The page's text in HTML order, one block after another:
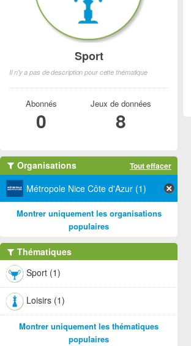
Sport
Il n'y a pas de description pour cette thématique
Abonnés
0
Jeux de données
8
Organisations Tout effacer
Métropole Nice Côte d'Azur (1)
Montrer uniquement les organisations
populaires
Thématiques
Sport (1)
Loisirs (1)
Montrer uniquement les thématiques
populaires